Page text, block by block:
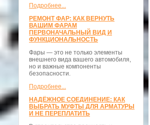
Подробнее...
РЕМОНТ ФАР: КАК ВЕРНУТЬ
ВАШИМ ФАРАМ
ПЕРВОНАЧАЛЬНЫЙ ВИД И
ФУНКЦИОНАЛЬНОСТЬ
Фары — это не только элементы
внешнего вида вашего автомобиля,
но и важные компоненты
безопасности.
Подробнее...
НАДЁЖНОЕ СОЕДИНЕНИЕ: КАК
ВЫБРАТЬ МУФТЫ ДЛЯ АРМАТУРЫ
И НЕ ПЕРЕПЛАТИТЬ